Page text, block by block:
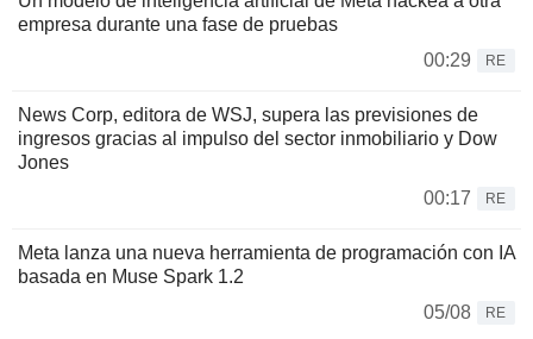
empresa durante una fase de pruebas
00:29
RE
News Corp, editora de WSJ, supera las previsiones de
ingresos gracias al impulso del sector inmobiliario y Dow
Jones
00:17
RE
Meta lanza una nueva herramienta de programación con IA
basada en Muse Spark 1.2
05/08
RE